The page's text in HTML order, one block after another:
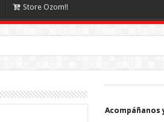
Store Ozom!!
Acompáñanos
Acompáñanos